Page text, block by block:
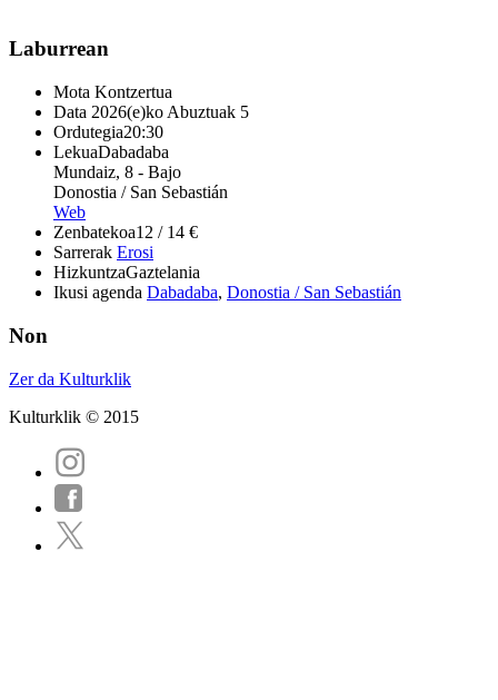
Laburrean
Mota Kontzertua
Data 2026(e)ko Abuztuak 5
Ordutegia20:30
LekuaDabadaba
Mundaiz, 8 - Bajo
Donostia / San Sebastián
Web
Zenbatekoa12 / 14 €
Sarrerak Erosi
HizkuntzaGaztelania
Ikusi agenda Dabadaba, Donostia / San Sebastián
Non
Zer da Kulturklik
Kulturklik © 2015